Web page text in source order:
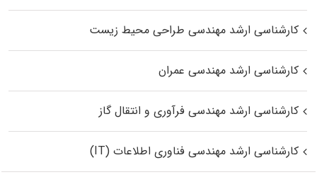
کارشناسی ارشد مهندسی طراحی محیط زیست
کارشناسی ارشد مهندسی عمران
کارشناسی ارشد مهندسی فرآوری و انتقال گاز
کارشناسی ارشد مهندسی فناوری اطلاعات (IT)